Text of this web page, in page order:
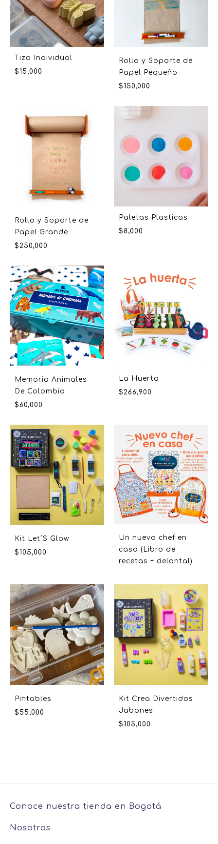
Tiza Individual
$15,000
Rollo y Soporte de
Papel Pequeño
$150,000
Rollo y Soporte de
Papel Grande
$ 250,000
Paletas Plasticas
$8,000
Memoria Animales
De Colombia
$60,000
La Huerta
$ 266,900
Kit Let´S Glow
$105,000
Un nuevo chef en
casa (Libro de
recetas + delantal)
Pintables
$55,000
Kit Crea Divertidos
Jabones
$105,000
Conoce nuestra tienda en Bogotá
Nosotros